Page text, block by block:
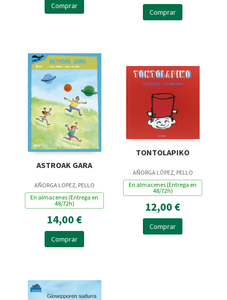
Comprar
Comprar
ASTROAK GARA
AÑORGA LOPEZ, PELLO
En almacenes (Entrega en
48/72h)
14,00 €
Comprar
TONTOLAPIKO
AÑORGA LÓPEZ, PELLO
En almacenes (Entrega en
48/72h)
12,00 €
Comprar